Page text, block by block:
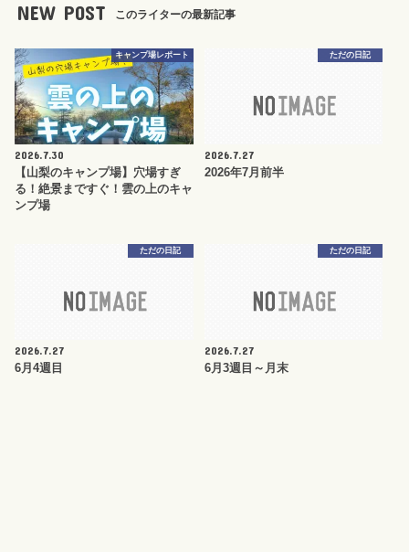
NEW POST このライターの最新記事
キャンプ場レポート
2026.7.30
【山梨のキャンプ場】穴場すぎ
る！絶景まですぐ！雲の上のキャ
ンプ場
ただの日記
2026.7.27
2026年7月前半
ただの日記
2026.7.27
6月4週目
ただの日記
2026.7.27
6月3週目～月末